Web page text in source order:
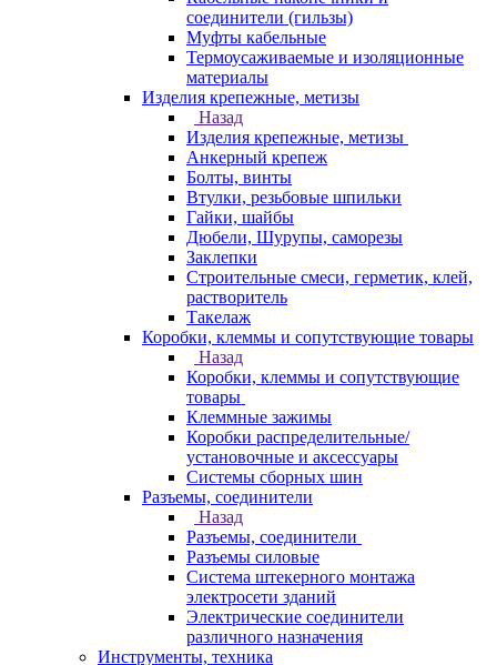
соединители (гильзы)
Муфты кабельные
Термоусаживаемые и изоляционные
материалы
Изделия крепежные, метизы
Назад
Изделия крепежные, метизы
Анкерный крепеж
Болты, винты
Втулки, резьбовые шпильки
Гайки, шайбы
Дюбели, Шурупы, саморезы
Заклепки
Строительные смеси, герметик, клей,
растворитель
Такелаж
Коробки, клеммы и сопутствующие товары
Назад
Коробки, клеммы и сопутствующие
товары
Клеммные зажимы
Коробки распределительные/
установочные и аксессуары
Системы сборных шин
Разъемы, соединители
Назад
Разъемы, соединители
Разъемы силовые
Система штекерного монтажа
электросети зданий
Электрические соединители
различного назначения
Инструменты, техника